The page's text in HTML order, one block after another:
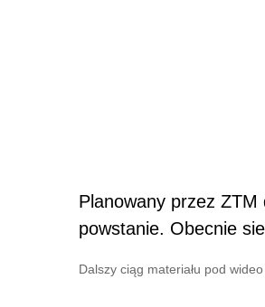
Planowany przez ZTM
powstanie. Obecnie
Dalszy ciąg materiału pod wideo